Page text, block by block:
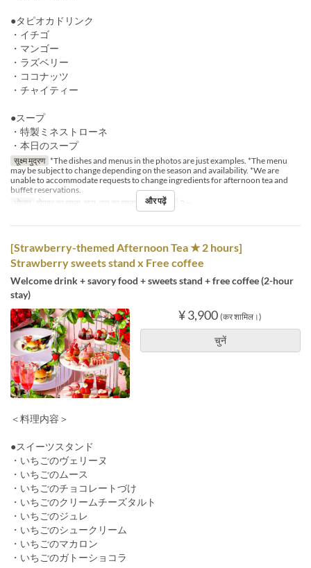
●タピオカドリンク
・イチゴ
・マンゴー
・ラズベリー
・ココナッツ
・チャイティー
●スープ
・特製ミネストローネ
・本日のスープ
सूक्ष्म मुद्रण *The dishes and menus in the photos are just examples. *The menu
may be subject to change depending on the season and availability. *We are
unable to accommodate requests to change ingredients for afternoon tea and
buffet reservations.
भोजन
दोपहर का खाना, चाय, रात का खाना आदेश सीमा 2 ~
और पढ़ें
[Strawberry-themed Afternoon Tea ★ 2 hours]
Strawberry sweets stand x Free coffee
Welcome drink + savory food + sweets stand + free coffee (2-hour
stay)
¥ 3,900 (कर शामिल।)
चुनें
＜料理内容＞
●スイーツスタンド
・いちごのヴェリーヌ
・いちごのムース
・いちごのチョコレートづけ
・いちごのクリームチーズタルト
・いちごのジュレ
・いちごのシュークリーム
・いちごのマカロン
・いちごのガトーショコラ